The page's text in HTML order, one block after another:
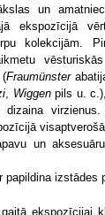
un
ekspozīcijā
kolekcijām.
(Fraumünster
, Wiggenpils u.
virzienus.
un
izstādes
ekspozīcijai